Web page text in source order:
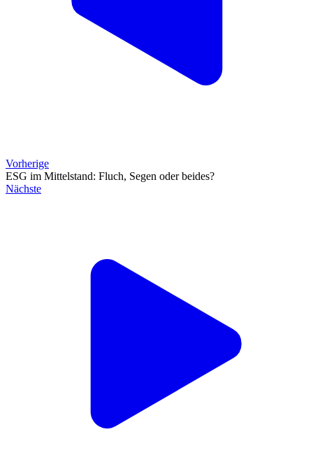
Vorherige
ESG im Mittelstand: Fluch, Segen oder beides?
Nächste